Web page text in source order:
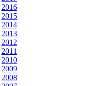
2016
2015
2014
2013
2012
2011
2010
2009
2008